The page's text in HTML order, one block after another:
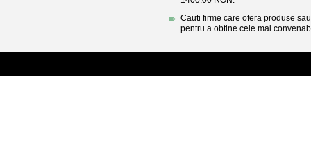
Cauti firme care ofera produse
pentru a obtine cele mai